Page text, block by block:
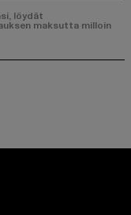
löydät
maksutta milloin